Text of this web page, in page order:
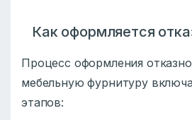
Как оформляется
Процесс оформления
мебельную фурнитуру
этапов: